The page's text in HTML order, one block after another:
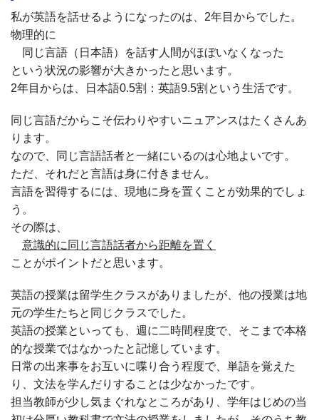
私が英語を話せるようになったのは、 2年目からでした。
物理的に
同じ言語（日本語）を話す人間がほぼいなくなった
という状況の影響が大きかったと思います。
2年目からは、日本語0.5割：英語9.5割という生活です。
同じ言語だからこそ伝わりやすいニュアンスはたくさんあ
ります。
なので、同じ言語話者と一緒にいるのは心地よいです。
ただ、それだと言語は身に付きません。
言語を習得するには、現地に身を置くことが効果的でしょ
う。
その際は、
意識的に同じ言語話者から距離を置く
ことがポイントだと思います。
英語の授業は留学生クラスがありましたが、他の授業は地
元の学生たちと同じクラスでした。
英語の授業といっても、週に二時間程度で、そこまで本格
的な授業ではなかったと記憶しています。
日常の出来事をお互いに喋り合う程度で、単語を覚えた
り、文法を学んだりすることは少なかったです。
担当教師が少し気まぐれなところがあり、学年はじめの当